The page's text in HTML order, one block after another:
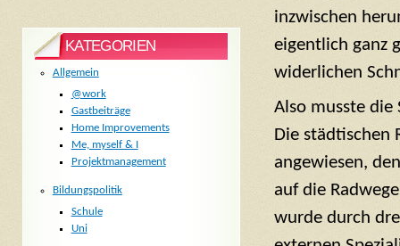
inzwischen
eigentlich ganz
widerlichen
Also musste
Die städtischen
angewiesen,
auf die
wurde durch
KATEGORIEN
Allgemein
@work
Gastbeiträge
Home Improvements
Me, myself & I
Projektmanagement
Bildungspolitik
Schule
Uni